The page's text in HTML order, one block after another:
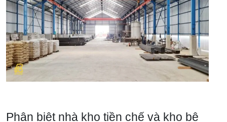
Phân biệt nhà kho tiền chế và kho bê